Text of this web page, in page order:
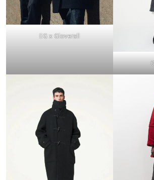
EG x Gloverall